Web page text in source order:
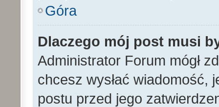
Góra
Dlaczego mój post musi
Administrator Forum mógł
chcesz wysłać wiadomość,
postu przed jego